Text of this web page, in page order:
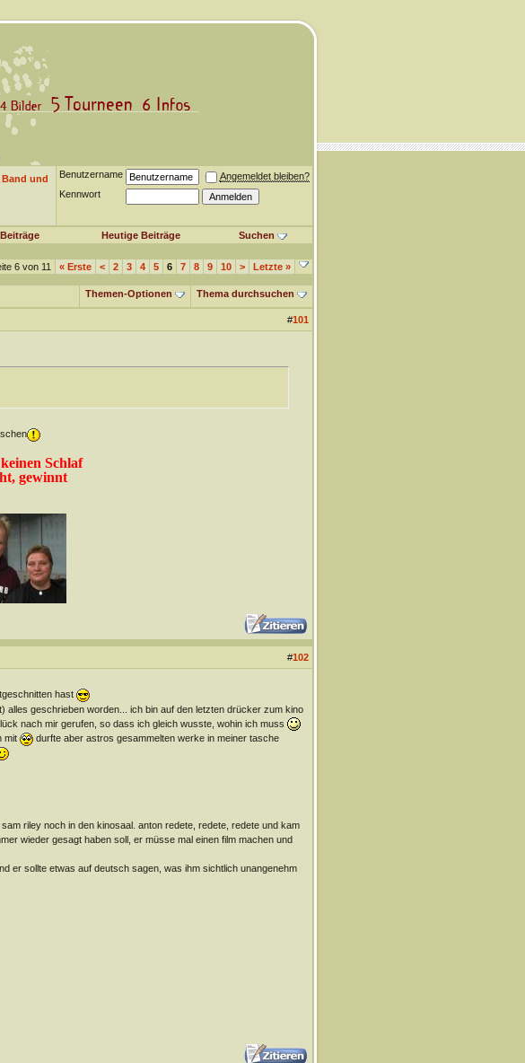
und
Benutzername
Angemeldet bleiben?
Kennwort
Heutige Beiträge Suchen
6 von 11 «Erste < 2 3 4 5 6 7 8 9 10 > Letzte »
Themen-Optionen Thema durchsuchen
#101
Schlaf
gewinnt
#102
hast
geschrieben worden... ich bin auf den letzten drücker zum kino
nach mir gerufen, so dass ich gleich wusste, wohin ich muss
mit
durfte aber astros gesammelten werke in meiner tasche
riley noch in den kinosaal. anton redete, redete, redete und kam
wieder gesagt haben soll, er müsse mal einen film machen und
er sollte etwas auf deutsch sagen, was ihm sichtlich unangenehm